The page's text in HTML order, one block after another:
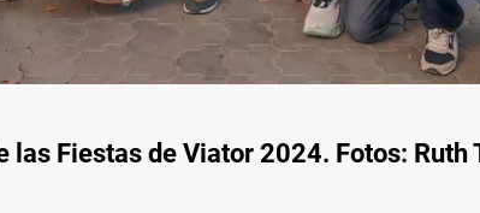
las Fiestas de Viator 2024. Fotos: Ruth